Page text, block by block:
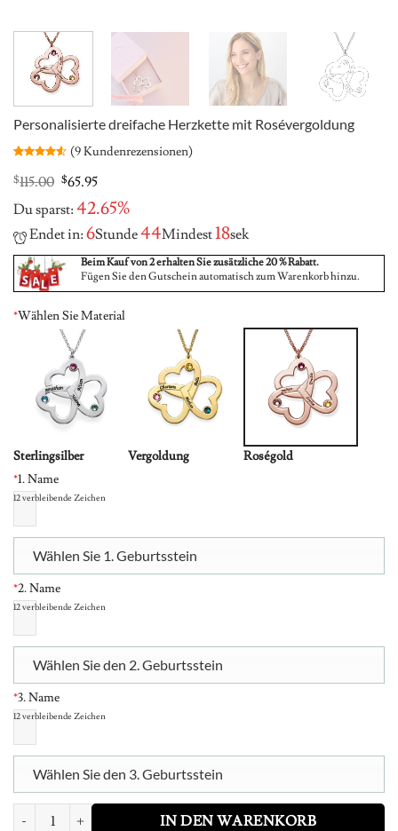
Personalisierte dreifache Herzkette mit Rosévergoldung
mit4.56
von 5,
auf
Kundenbewertungen
(9Kundenrezensionen)
$115.00 Original
was:
$115.00.
$65.95Current
is:
$65.95.
Du sparst:42.65%
Endet in:6Stunde44Mindest17sek
Beim Kauf von 2 erhalten Sie zusätzliche 20 % Rabatt.
Fügen Sie den Gutschein automatisch zum Warenkorb hinzu.
*Wählen Sie Material
Sterlingsilber Vergoldung
Roségold
*1. Name
12verbleibende Zeichen
Wählen Sie 1. Geburtsstein
*2. Name
12verbleibende Zeichen
Wählen Sie den 2. Geburtsstein
*3. Name
12verbleibende Zeichen
Wählen Sie den 3. Geburtsstein
Personalized Triple Heart Necklace with Rose Gold Plating Menge
IN DEN WARENKORB